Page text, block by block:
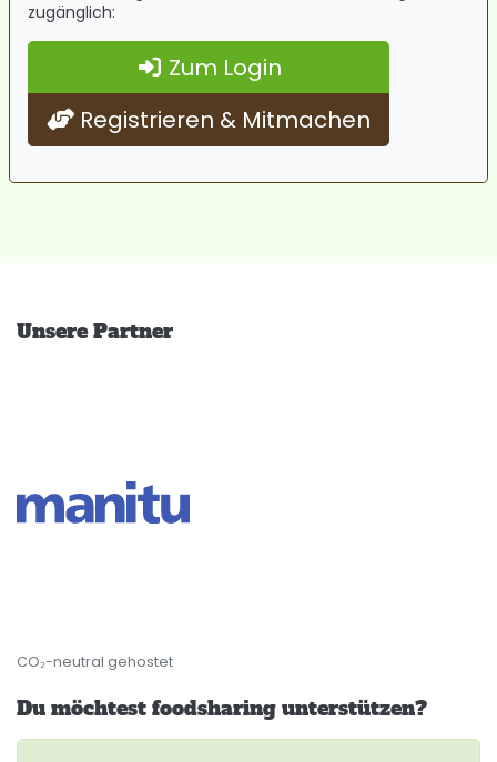
zugänglich:
Zum Login
Registrieren & Mitmachen
Unsere Partner
CO₂-neutral gehostet
Du möchtest foodsharing unterstützen?